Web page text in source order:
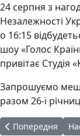
24 серпня з
Незалежності
о 16:15
шоу «Голос
привітає Студія
Запрошуємо
разом 26-ї
Попередня
Попередня